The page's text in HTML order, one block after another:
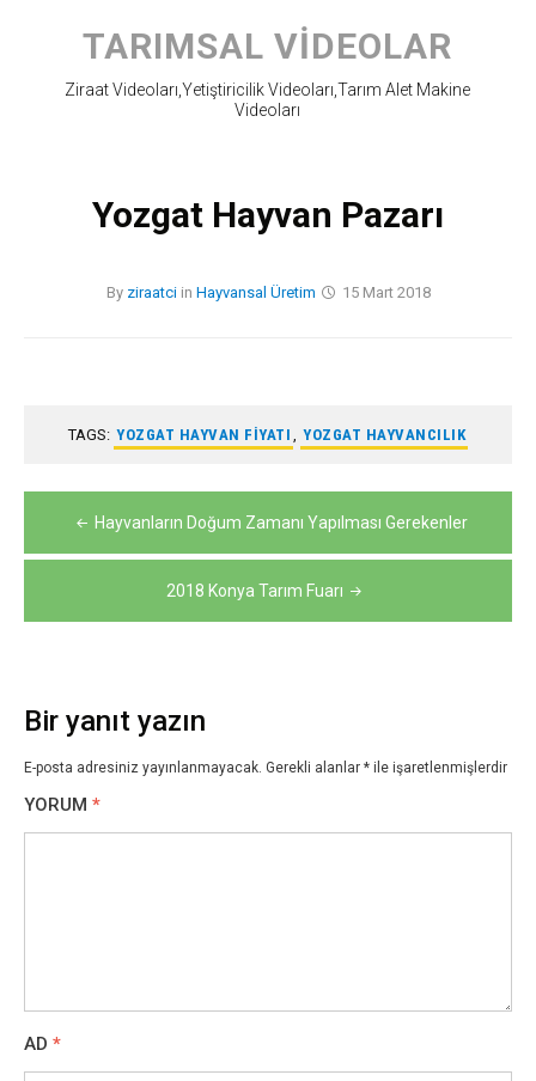
content
TARIMSAL VIDEOLAR
Ziraat Videoları,Yetiştiricilik Videoları,Tarım Alet Makine
Videoları
Yozgat Hayvan Pazarı
By ziraatciin Hayvansal Üretim 15 Mart 2018
TAGS: YOZGAT HAYVAN FIYATI , YOZGAT HAYVANCILIK
Yazı
gezinmesi
Hayvanların Doğum Zamanı Yapılması Gerekenler
2018 Konya Tarım Fuarı
Bir yanıt yazın
E-posta adresiniz yayınlanmayacak. Gerekli alanlar * ile işaretlenmişlerdir
YORUM *
AD *